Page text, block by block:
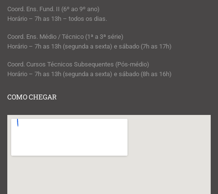
Coord. Ens. Fund. II (6º ao 9º ano)
Horário – 7h as 13h – todos os dias.
Coord. Ens. Médio / Técnico (1ª a 3ª série)
Horário – 7h as 13h (segunda a sexta) e sábado (7h as 17h)
Coord. Cursos Técnicos Subsequentes (Pós-médio)
Horário – 7h as 13h (segunda a sexta) e sábado (8h as 16h)
COMO CHEGAR